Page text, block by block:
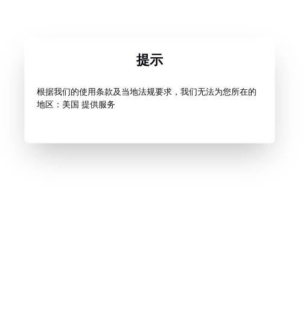
提示
根据我们的使用条款及当地法规要求，我们无法为您所在的
地区：美国 提供服务